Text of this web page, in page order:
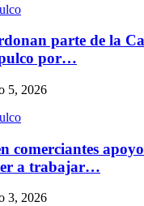
parte de la
por…
5, 2026
comerciantes
a trabajar…
3, 2026